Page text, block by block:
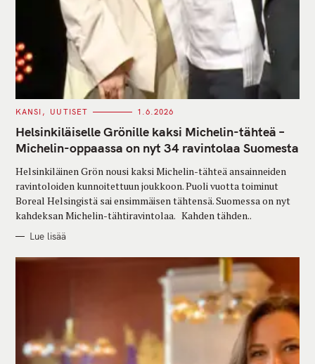
C
T
E
G
O
I
S
KANSI UUTISET 1.6.2026
Helsinkiläiselle Grönille kaksi Michelin-tähteä –
Michelin-oppaassa on nyt 34 ravintolaa Suomesta
Helsinkiläinen Grön nousi kaksi Michelin-tähteä ansainneiden
ravintoloiden kunnoitettuun joukkoon. Puoli vuotta toiminut
Boreal Helsingistä sai ensimmäisen tähtensä. Suomessa on nyt
kahdeksan Michelin-tähtiravintolaa. Kahden tähden..
Lue lisää